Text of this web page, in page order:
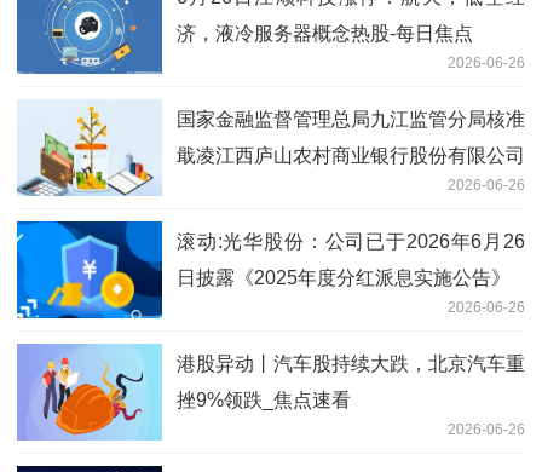
济，液冷服务器概念热股-每日焦点
2026-06-26
国家金融监督管理总局九江监管分局核准
戢凌江西庐山农村商业银行股份有限公司
2026-06-26
滚动:光华股份：公司已于2026年6月26
日披露《2025年度分红派息实施公告》
2026-06-26
港股异动丨汽车股持续大跌，北京汽车重
挫9%领跌_焦点速看
2026-06-26